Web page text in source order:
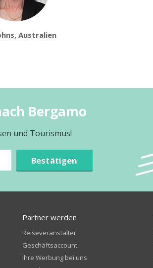
Australien
Bergamo
und Tourismus!
Bestätigen
Partner werden
Reiseveranstalter
Geschäftsaccount
Ihre Werbung bei uns